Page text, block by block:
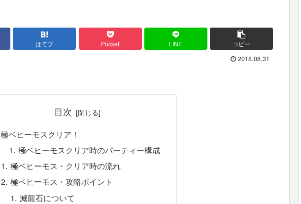
はてブ Pocket LINE コピー
2018.08.31
目次
極ベヒーモスクリア！
極ベヒーモスクリア時のパーティー構成
極ベヒーモス・クリア時の流れ
極ベヒーモス・攻略ポイント
滅龍石について